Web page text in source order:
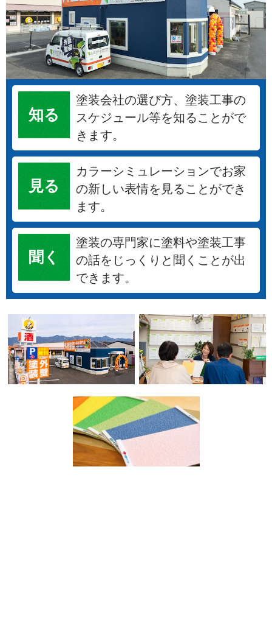
知る
塗装会社の選び方、塗装工事の
スケジュール等を知ることがで
きます。
見る
カラーシミュレーションでお家
の新しい表情を見ることができ
ます。
聞く
塗装の専門家に塗料や塗装工事
の話をじっくりと聞くことが出
できます。